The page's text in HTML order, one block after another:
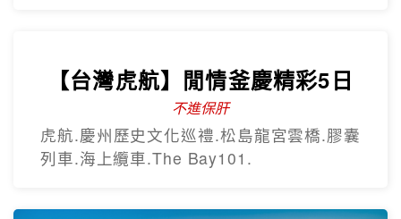
【台灣虎航】閒情釜慶精彩5日
不進保肝
虎航.慶州歷史文化巡禮.松島龍宮雲橋.膠囊
列車.海上纜車.The Bay101.